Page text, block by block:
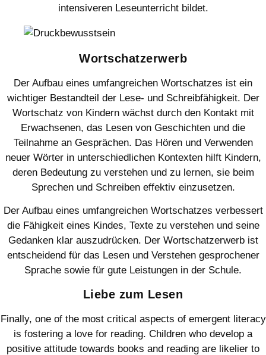
intensiveren Leseunterricht bildet.
Wortschatzerwerb
Der Aufbau eines umfangreichen Wortschatzes ist ein
wichtiger Bestandteil der Lese- und Schreibfähigkeit. Der
Wortschatz von Kindern wächst durch den Kontakt mit
Erwachsenen, das Lesen von Geschichten und die
Teilnahme an Gesprächen. Das Hören und Verwenden
neuer Wörter in unterschiedlichen Kontexten hilft Kindern,
deren Bedeutung zu verstehen und zu lernen, sie beim
Sprechen und Schreiben effektiv einzusetzen.
Der Aufbau eines umfangreichen Wortschatzes verbessert
die Fähigkeit eines Kindes, Texte zu verstehen und seine
Gedanken klar auszudrücken. Der Wortschatzerwerb ist
entscheidend für das Lesen und Verstehen gesprochener
Sprache sowie für gute Leistungen in der Schule.
Liebe zum Lesen
Finally, one of the most critical aspects of emergent literacy
is fostering a love for reading. Children who develop a
positive attitude towards books and reading are likelier to